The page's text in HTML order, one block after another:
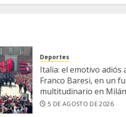
Deportes
Italia: el emotivo adiós
Franco Baresi, en un
multitudinario en Milán
5 DE AGOSTO DE 2026